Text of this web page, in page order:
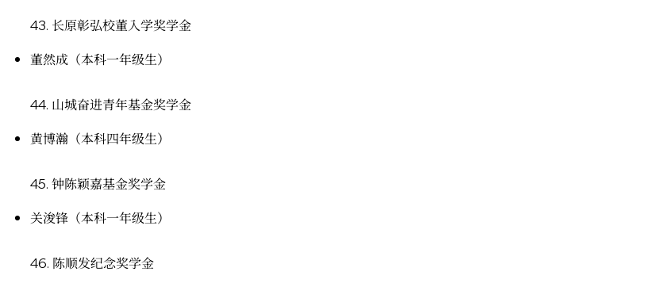
43. 长原彰弘校董入学奖学金
董然成（本科一年级生）
44. 山城奋进青年基金奖学金
黄博瀚（本科四年级生）
45. 钟陈颖嘉基金奖学金
关浚锋（本科一年级生）
46. 陈顺发纪念奖学金